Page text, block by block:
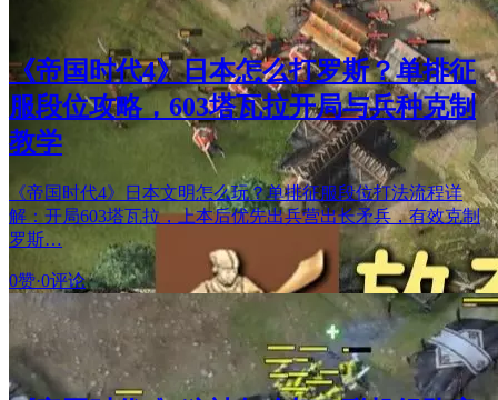
《帝国时代4》日本怎么打罗斯？单排征
服段位攻略，603塔瓦拉开局与兵种克制
教学
《帝国时代4》日本文明怎么玩？单排征服段位打法流程详
解：开局603塔瓦拉，上本后优先出兵营出长矛兵，有效克制
罗斯…
0赞·0评论